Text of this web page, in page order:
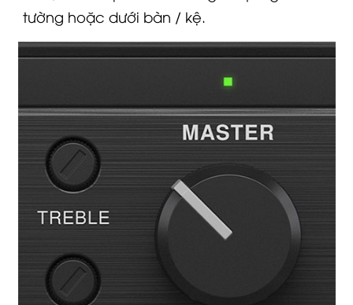
tường hoặc dưới bàn / kệ.